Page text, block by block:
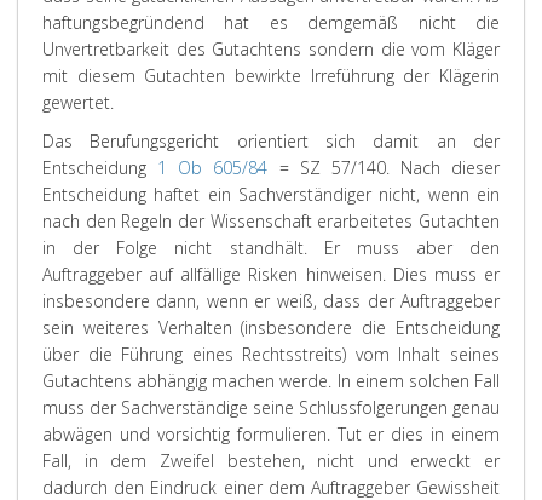
haftungsbegründend hat es demgemäß nicht die
Unvertretbarkeit des Gutachtens sondern die vom Kläger
mit diesem Gutachten bewirkte Irreführung der Klägerin
gewertet.
Das Berufungsgericht orientiert sich damit an der
Entscheidung 1 Ob 605/84 = SZ 57/140. Nach dieser
Entscheidung haftet ein Sachverständiger nicht, wenn ein
nach den Regeln der Wissenschaft erarbeitetes Gutachten
in der Folge nicht standhält. Er muss aber den
Auftraggeber auf allfällige Risken hinweisen. Dies muss er
insbesondere dann, wenn er weiß, dass der Auftraggeber
sein weiteres Verhalten (insbesondere die Entscheidung
über die Führung eines Rechtsstreits) vom Inhalt seines
Gutachtens abhängig machen werde. In einem solchen Fall
muss der Sachverständige seine Schlussfolgerungen genau
abwägen und vorsichtig formulieren. Tut er dies in einem
Fall, in dem Zweifel bestehen, nicht und erweckt er
dadurch den Eindruck einer dem Auftraggeber Gewissheit